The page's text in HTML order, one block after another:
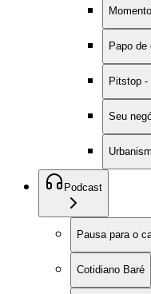
Papo
Pitstop -
Seu
Podcast
Pausa para o
Cotidiano Baré